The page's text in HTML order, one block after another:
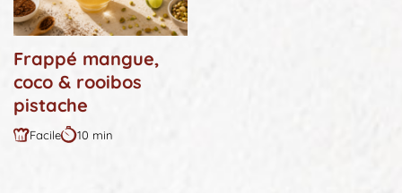
Frappé mangue,
coco & rooibos
pistache
Difficulté
Facile
Durée
10 min